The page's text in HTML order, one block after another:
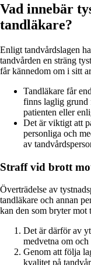
Vad innebär
tandläkare?
Enligt tandvårdslagen
tandvården en sträng
får kännedom om i sitt
Tandläkare får
finns laglig grund
patienten eller
Det är viktigt att
personliga och
av
Straff vid brott
Överträdelse av
tandläkare och annan
kan den som bryter mot
Det är därför av
medvetna om
Genom att följa
kvalitet på